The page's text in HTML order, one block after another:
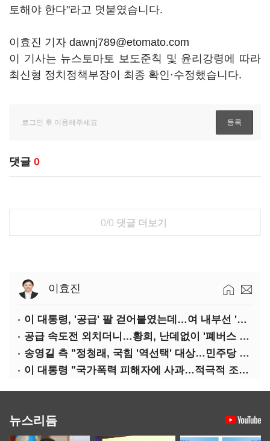
토해야 한다"라고 덧붙였습니다.
이효진 기자 dawnj789@etomato.com
이 기사는 뉴스토마토 보도준칙 및 윤리강령에 따라
최신형 정치정책부장이 최종 확인·수정했습니다.
댓글 0
0/0 댓글 더보기
이효진
이 대통령, '공급' 팔 걷어붙였는데…여 내부선 '부동산 망언'(종합)
공급 속도전 외치더니…황희, 난데없이 '폐버스 리모델링' 제안
송영길 측 "정청래, 국힘 '역선택' 대상…민주당 대표로 총선 지휘 못해"
이 대통령 "국가폭력 피해자에 사과…적극적 조사로 진실 밝혀야"
뉴스리듬